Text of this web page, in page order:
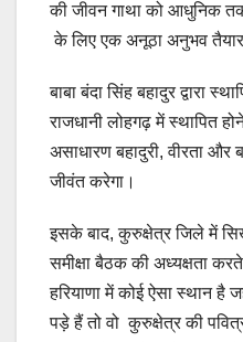
की जीवन गाथा को आधुनिक
के लिए एक अनूठा अनुभव तैयार
बाबा बंदा सिंह बहादुर द्वारा
राजधानी लोहगढ़ में स्थापित
असाधारण बहादुरी, वीरता और
जीवंत करेगा।
इसके बाद, कुरुक्षेत्र जिले में
समीक्षा बैठक की अध्यक्षता
हरियाणा में कोई ऐसा स्थान
पड़े हैं तो वो कुरुक्षेत्र की